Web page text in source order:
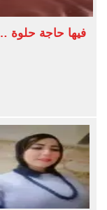
فيها حاجة حلوة